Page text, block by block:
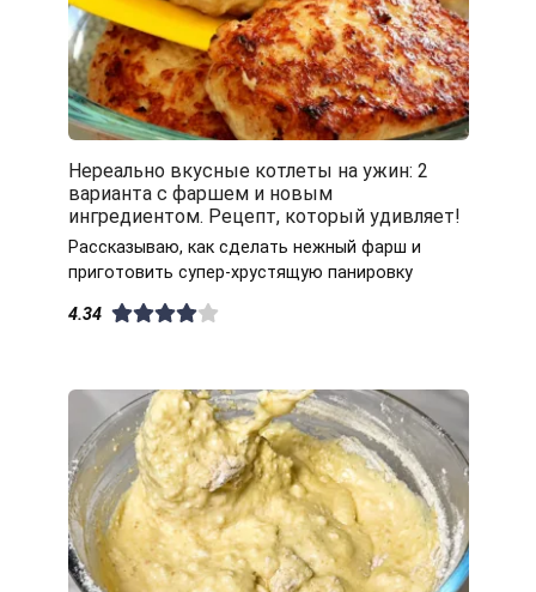
Нереально вкусные котлеты на ужин: 2
варианта с фаршем и новым
ингредиентом. Рецепт, который удивляет!
Рассказываю, как сделать нежный фарш и
приготовить супер-хрустящую панировку
4.34